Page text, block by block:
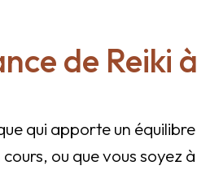
de Reiki
qui apporte un
ou que vous soyez